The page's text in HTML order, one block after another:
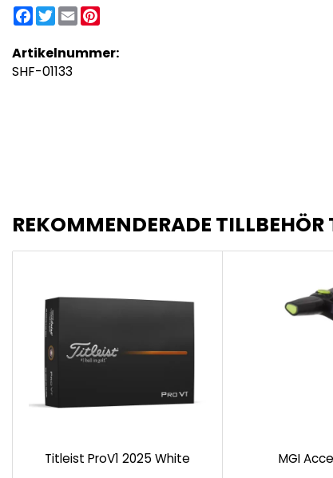
Facebook
Twitter
Email
Artikelnummer:
SHF-01133
REKOMMENDERADE
Titleist ProV1 2025 White MGI